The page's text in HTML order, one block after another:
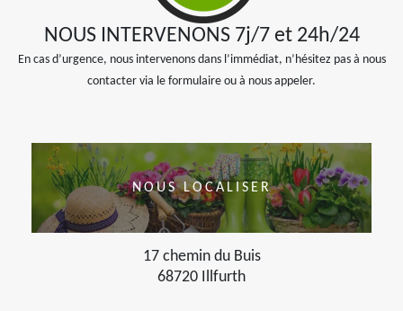
NOUS INTERVENONS 7j/7 et 24h/24
En cas d’urgence, nous intervenons dans l’immédiat, n’hésitez pas à nous
contacter via le formulaire ou à nous appeler.
NOUS LOCALISER
17 chemin du Buis
68720 Illfurth